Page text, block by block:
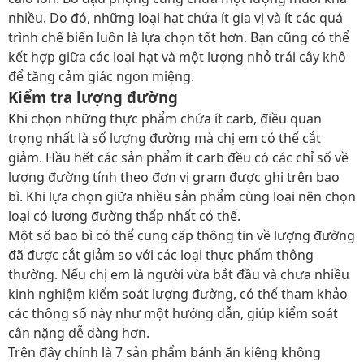
nhiều. Do đó, những loại hạt chứa ít gia vị và ít các quá
trình chế biến luôn là lựa chọn tốt hơn. Bạn cũng có thể
kết hợp giữa các loại hạt và một lượng nhỏ trái cây khô
để tăng cảm giác ngon miệng.
Kiểm tra lượng đường
Khi chọn những thực phẩm chứa ít carb, điều quan
trọng nhất là số lượng đường mà chị em có thể cắt
giảm. Hầu hết các sản phẩm ít carb đều có các chỉ số về
lượng đường tính theo đơn vị gram được ghi trên bao
bì. Khi lựa chọn giữa nhiều sản phẩm cùng loại nên chọn
loại có lượng đường thấp nhất có thể.
Một số bao bì có thể cung cấp thông tin về lượng đường
đã được cắt giảm so với các loại thực phẩm thông
thường. Nếu chị em là người vừa bắt đầu và chưa nhiều
kinh nghiệm kiểm soát lượng đường, có thể tham khảo
các thông số này như một hướng dẫn, giúp kiểm soát
cân nặng dễ dàng hơn.
Trên đây chính là 7 sản phẩm bánh ăn kiêng không